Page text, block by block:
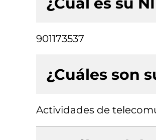
901173537
¿Cuáles son
Actividades de